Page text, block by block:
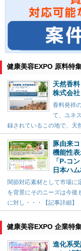
健康美容EXPO 原料特
天然香
株式会
香料発祥
て、ユネ
録されているこの地で、天
豚由来
機能性
「P-コ
日本ハ
関節対応素材として市場に
を背景にそのニーズは今後
に対し・・・【記事詳細】
健康美容EXPO 企業特
進化系